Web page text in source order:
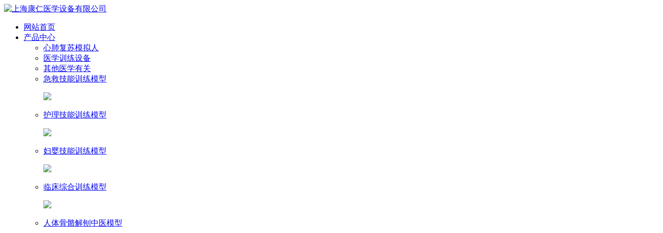
网站首页
产品中心
心肺复苏模拟人
医学训练设备
其他医学有关
急救技能训练模型
护理技能训练模型
妇婴技能训练模型
临床综合训练模型
人体骨骼解刨中医模型